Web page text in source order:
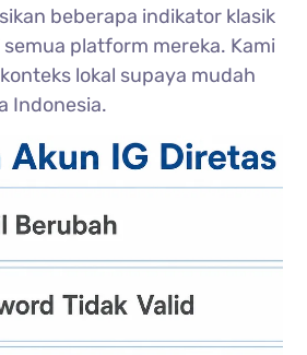
beberapa indikator klasik
platform mereka. Kami
lokal supaya mudah
Indonesia.